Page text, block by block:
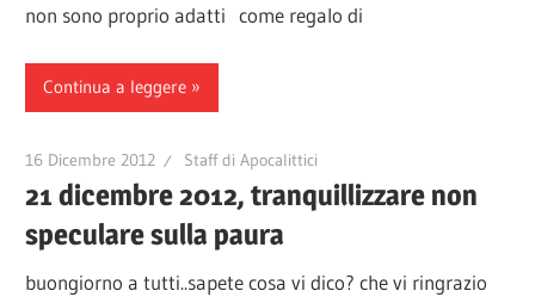
non sono proprio adatti come regalo di
Continua a leggere
16 Dicembre 2012 Staff di Apocalittici
21 dicembre 2012, tranquillizzare non
speculare sulla paura
buongiorno a tutti..sapete cosa vi dico? che vi ringrazio